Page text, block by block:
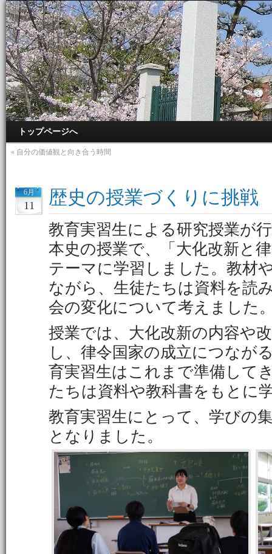
トップページへ
« 自分の価値観と向き合う時間
6月
11 歴史の授業づくりに挑戦
教育実習生による研究授業が
本史の授業で、「大化改新と
テーマに学習しました。教材
ながら、生徒たちは資料を読
会の変化について考えました
授業では、大化改新の内容や
し、律令国家の成立につなが
育実習生はこれまで準備して
たちは資料や教科書をもとに
教育実習生にとって、学びの
となりました。